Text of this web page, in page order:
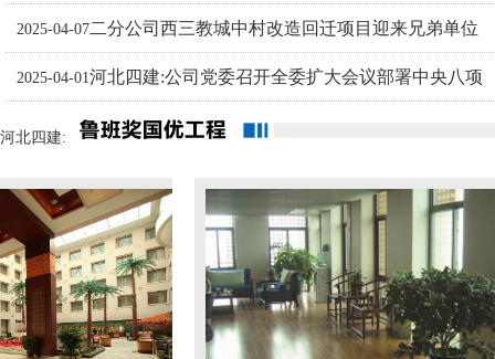
工作会议
2025-04-07二分公司西三教城中村改造回迁项目迎来兄弟单位
观摩团
2025-04-01河北四建:公司党委召开全委扩大会议部署中央八项
规定精神学习教育
河北四建: